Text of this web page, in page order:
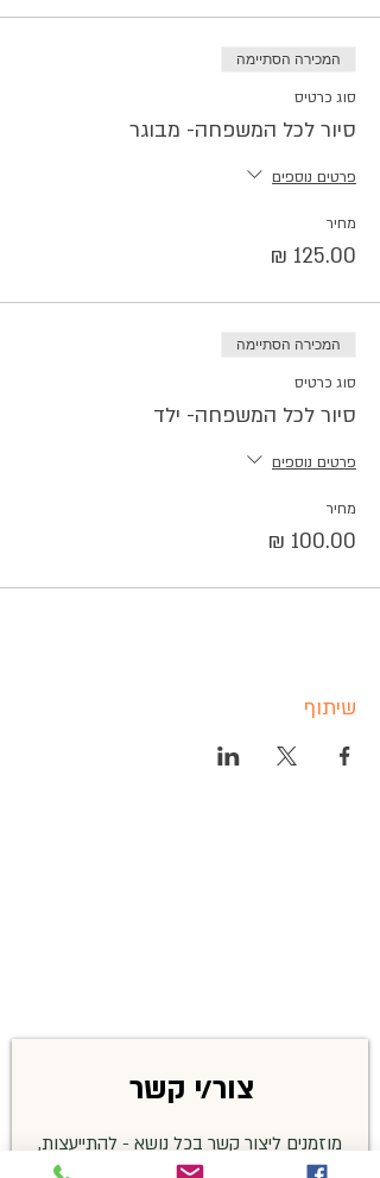
המכירה הסתיימה
סוג כרטיס
סיור לכל המשפחה- מבוגר
פרטים נוספים
מחיר
המכירה הסתיימה
סוג כרטיס
סיור לכל המשפחה- ילד
פרטים נוספים
מחיר
שיתוף
צור/י קשר
מוזמנים ליצור קשר בכל נושא - להתייעצות,
שאלות בנושא זיהויים, פרטים על האירועים,